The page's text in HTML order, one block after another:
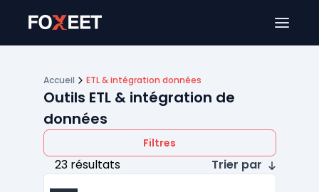
Accueil ETL & intégration données
Outils ETL & intégration de
données
Filtres
23 résultats Trier par